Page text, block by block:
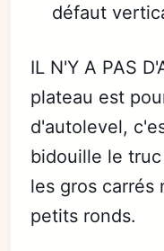
défaut
IL N'Y A PAS
plateau est
d'autolevel,
bidouille le
les gros carrés
petits ronds.